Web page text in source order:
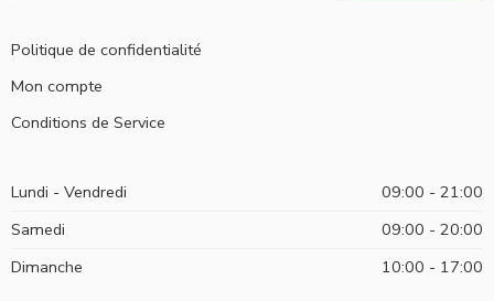
Politique de confidentialité
Mon compte
Conditions de Service
Lundi - Vendredi
09:00 - 21:00
Samedi
09:00 - 20:00
Dimanche
10:00 - 17:00